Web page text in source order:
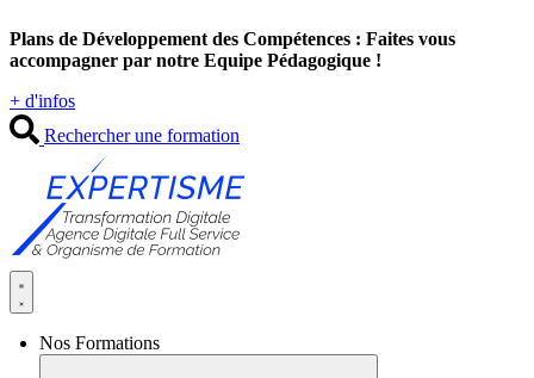
au
contenu
Plans de Développement des Compétences : Faites vous
accompagner par notre Equipe Pédagogique !
+ d'infos
Rechercher une formation
Nos Formations